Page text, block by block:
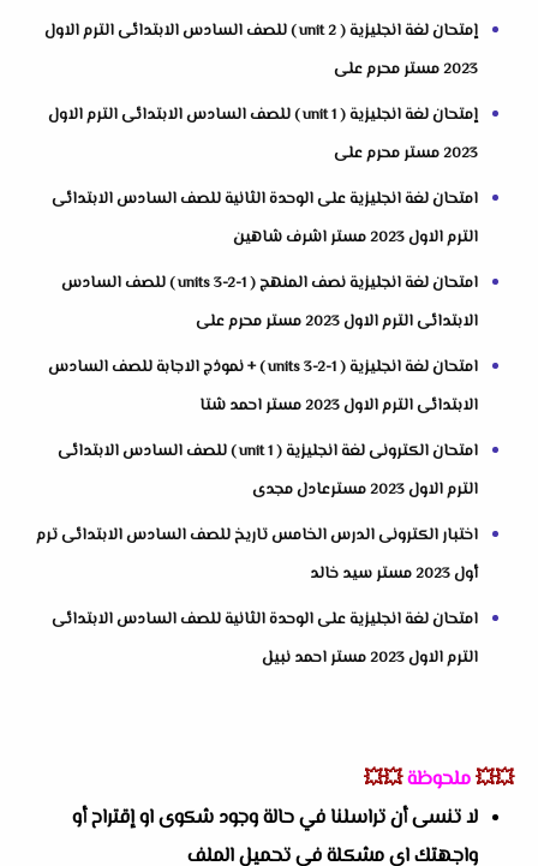
إمتحان لغة انجليزية ( unit 2 ) للصف السادس الابتدائى الترم الاول
2023 مستر محرم على
إمتحان لغة انجليزية ( unit 1 ) للصف السادس الابتدائى الترم الاول
2023 مستر محرم على
امتحان لغة انجليزية على الوحدة الثانية للصف السادس الابتدائى
الترم الاول 2023 مستر اشرف شاهين
امتحان لغة انجليزية نصف المنهج ( units 3-2-1 ) للصف السادس
الابتدائى الترم الاول 2023 مستر محرم على
امتحان لغة انجليزية ( units 3-2-1 ) + نموذج الاجابة للصف السادس
الابتدائى الترم الاول 2023 مستر احمد شتا
امتحان الكترونى لغة انجليزية ( unit 1 ) للصف السادس الابتدائى
الترم الاول 2023 مسترعادل مجدى
اختبار الكترونى الدرس الخامس تاريخ للصف السادس الابتدائى ترم
أول 2023 مستر سيد خالد
امتحان لغة انجليزية على الوحدة الثانية للصف السادس الابتدائى
الترم الاول 2023 مستر احمد نبيل
💥💥ملحوظة💥💥
لا تنسى أن تراسلنا في حالة وجود شكوى او إقتراح أو
واجهتك اى مشكلة في تحميل الملف